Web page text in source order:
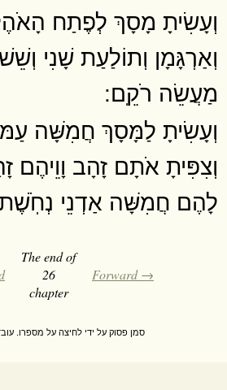
וְעָשִׂיתָ מָסָךְ לְפֶתַח
וְאַרְגָּמָן וְתוֹלַעַת שָׁנִי
מַעֲשֵׂה רֹקֵֽם ׃
וְעָשִׂיתָ לַמָּסָךְ חֲמִשָּׁה
וְצִפִּיתָ אֹתָם זָהָב וָוֵיהֶם
לָהֶם חֲמִשָּׁה אַדְנֵי נְחֹֽשֶׁת
The end of
26
chapter
Forward →
סמן פסוק על ידי לחיצה על מספרו.